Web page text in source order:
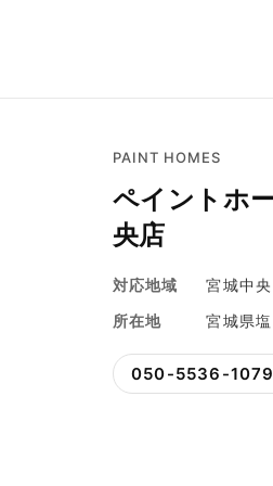
PAINT HOMES
ペイントホ
央店
対応地域
宮城中
所在地
宮城県
050-5536-1079